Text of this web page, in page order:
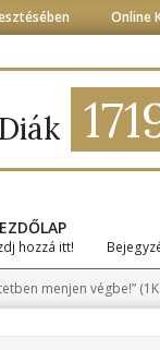
Kossuth-Diák a
hozzá itt!
menjen végbe!”